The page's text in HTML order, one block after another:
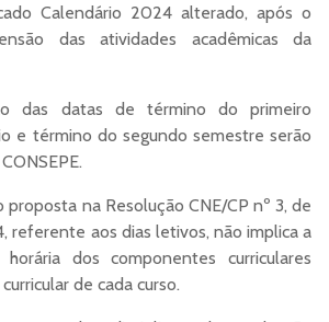
Calendário 2024 alterado, após o
das atividades acadêmicas da
das datas de término do primeiro
e término do segundo semestre serão
proposta na Resolução CNE/CP nº 3, de
referente aos dias letivos, não implica a
dos componentes curriculares
de cada curso.